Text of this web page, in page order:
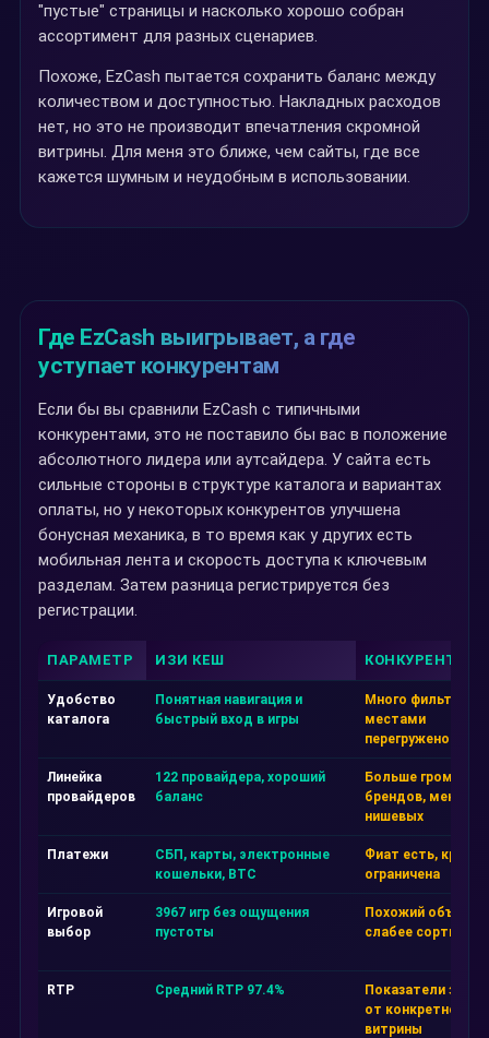
"пустые" страницы и насколько хорошо собран
ассортимент для разных сценариев.
Похоже, EzCash пытается сохранить баланс между
количеством и доступностью. Накладных расходов
нет, но это не производит впечатления скромной
витрины. Для меня это ближе, чем сайты, где все
кажется шумным и неудобным в использовании.
Где EzCash выигрывает, а где
уступает конкурентам
Если бы вы сравнили EzCash с типичными
конкурентами, это не поставило бы вас в положение
абсолютного лидера или аутсайдера. У сайта есть
сильные стороны в структуре каталога и вариантах
оплаты, но у некоторых конкурентов улучшена
бонусная механика, в то время как у других есть
мобильная лента и скорость доступа к ключевым
разделам. Затем разница регистрируется без
регистрации.
ПАРАМЕТР ИЗИ КЕШ КОНКУРЕНТ А
Удобство
каталога
Понятная навигация и
быстрый вход в игры
Много фильтров,
местами
перегружено
Линейка
провайдеров
122 провайдера, хороший
баланс
Больше громких
брендов, меньше
нишевых
Платежи
СБП, карты, электронные
кошельки, BTC
Фиат есть, крипта
ограничена
Игровой
выбор
3967 игр без ощущения
пустоты
Похожий объём,
слабее
RTP Средний RTP 97.4%
Показатели
от конкретной
витрины